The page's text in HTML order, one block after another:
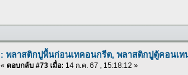
: พลาสติกปูพื้นก่อนเทคอนกรีต, พลาสติกปูตู้คอนเท
« ตอบกลับ #73 เมื่อ: 14 ก.ค. 67 , 15:18:12 »